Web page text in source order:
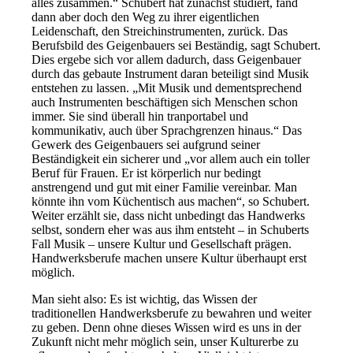
alles zusammen.“ Schubert hat zunächst studiert, fand
dann aber doch den Weg zu ihrer eigentlichen
Leidenschaft, den Streichinstrumenten, zurück. Das
Berufsbild des Geigenbauers sei Beständig, sagt Schubert.
Dies ergebe sich vor allem dadurch, dass Geigenbauer
durch das gebaute Instrument daran beteiligt sind Musik
entstehen zu lassen. „Mit Musik und dementsprechend
auch Instrumenten beschäftigen sich Menschen schon
immer. Sie sind überall hin tranportabel und
kommunikativ, auch über Sprachgrenzen hinaus.“ Das
Gewerk des Geigenbauers sei aufgrund seiner
Beständigkeit ein sicherer und „vor allem auch ein toller
Beruf für Frauen. Er ist körperlich nur bedingt
anstrengend und gut mit einer Familie vereinbar. Man
könnte ihn vom Küchentisch aus machen“, so Schubert.
Weiter erzählt sie, dass nicht unbedingt das Handwerks
selbst, sondern eher was aus ihm entsteht – in Schuberts
Fall Musik – unsere Kultur und Gesellschaft prägen.
Handwerksberufe machen unsere Kultur überhaupt erst
möglich.
Man sieht also: Es ist wichtig, das Wissen der
traditionellen Handwerksberufe zu bewahren und weiter
zu geben. Denn ohne dieses Wissen wird es uns in der
Zukunft nicht mehr möglich sein, unser Kulturerbe zu